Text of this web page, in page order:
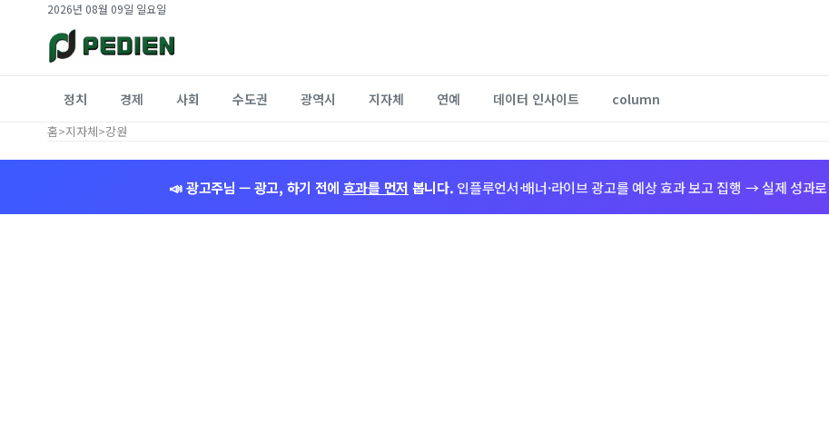
2026년 08월 09일 일요일
정치 경제 사회 수도권 광역시 지자체 연예 데이터 인사이트 column
홈>지자체>강원
📣 광고주님 — 광고, 하기 전에 효과를 먼저 봅니다. 인플루언서·배너·라이브 광고를 예상 효과 보고 집행 → 실제 성과